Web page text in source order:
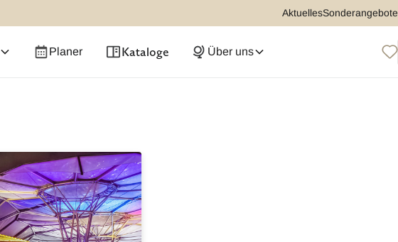
AktuellesSonderangebote
Planer Kataloge Über uns